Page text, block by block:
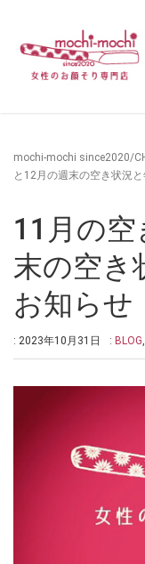
mochi-mochi since2020/
と12月の週末の空き状況
11月の
末の空き
お知らせ
: 2023年10月31日 : BLOG,